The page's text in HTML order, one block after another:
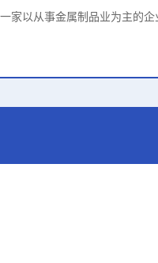
家以从事金属制品业为主的企